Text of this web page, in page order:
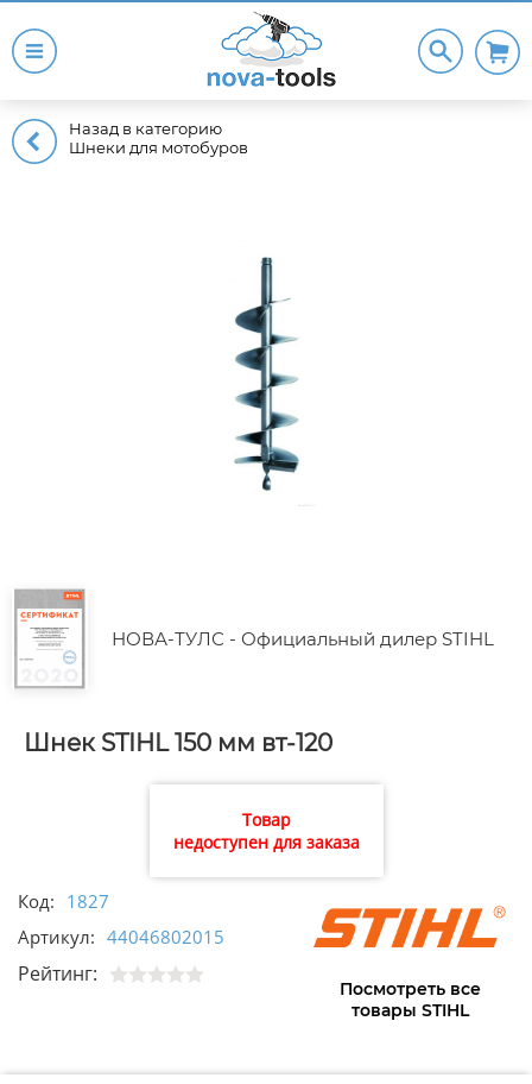
Назад в категорию
Шнеки для мотобуров
НОВА-ТУЛС - Официальный дилер STIHL
Шнек STIHL 150 мм вт-120
Товар
недоступен для заказа
Код: 1827
Артикул: 44046802015
Рейтинг:
Посмотреть все
товары STIHL